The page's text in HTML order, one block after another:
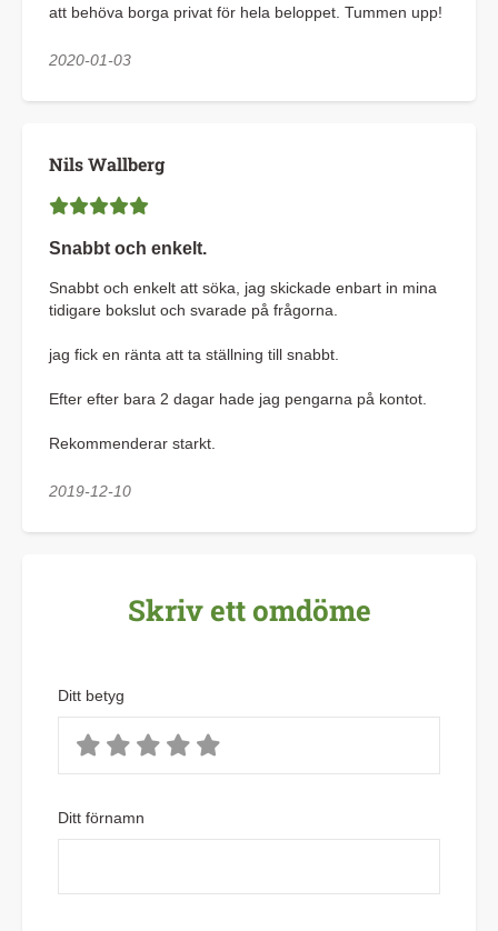
att behöva borga privat för hela beloppet. Tummen upp!
2020-01-03
Nils Wallberg
Snabbt och enkelt.
Snabbt och enkelt att söka, jag skickade enbart in mina
tidigare bokslut och svarade på frågorna.
jag fick en ränta att ta ställning till snabbt.
Efter efter bara 2 dagar hade jag pengarna på kontot.
Rekommenderar starkt.
2019-12-10
Skriv ett omdöme
Ditt betyg
Ditt förnamn